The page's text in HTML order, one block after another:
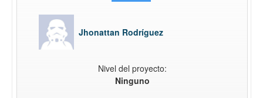
Jhonattan Rodríguez
Nivel del proyecto:
Ninguno